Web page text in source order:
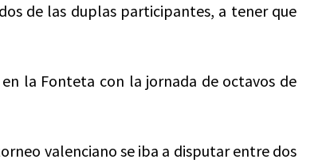
de las duplas participantes, a tener que
la Fonteta con la jornada de octavos de
valenciano se iba a disputar entre dos